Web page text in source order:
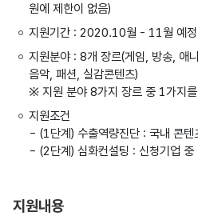
원에 제한이 없음)
지원기간 : 2020.10월 - 11월 예정
지원분야 : 8개 장르(게임, 방송, 애
음악, 패션, 실감콘텐츠)
※ 지원 분야 8가지 장르 중 1가지
지원조건
- (1단계) 수출역량진단 : 국내 콘텐
- (2단계) 심화컨설팅 : 신청기업 중
지원내용